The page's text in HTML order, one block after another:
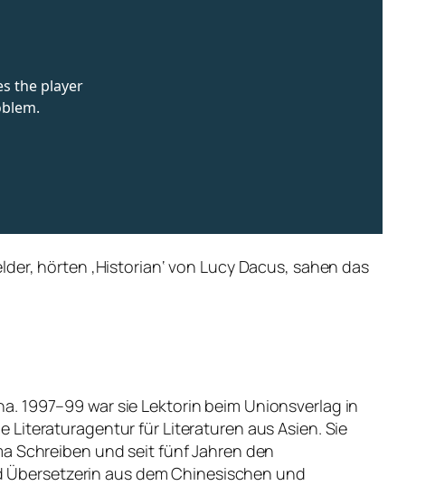
hörten ‚Historian‘ von Lucy Dacus, sahen das
1997–99 war sie Lektorin beim Unionsverlag in
Literaturagentur für Literaturen aus Asien. Sie
Schreiben und seit fünf Jahren den
aus dem Chinesischen und